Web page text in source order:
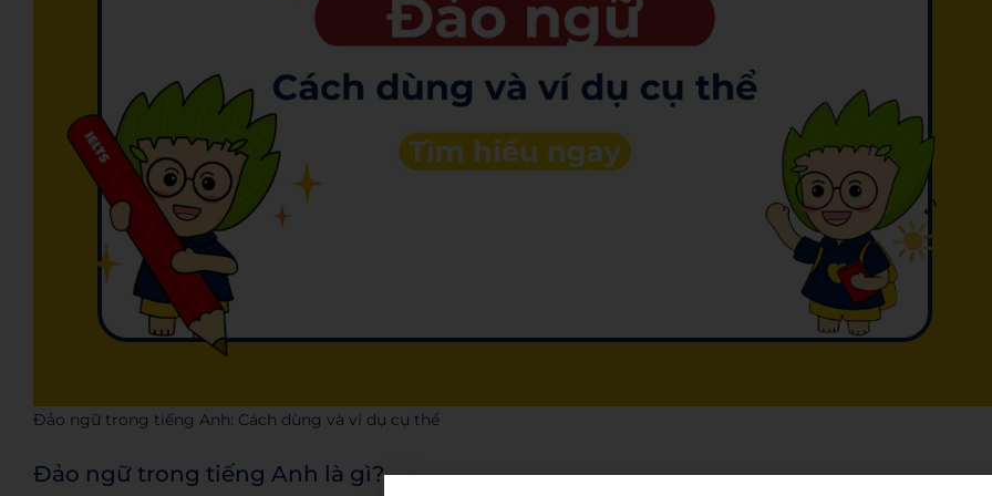
Đảo ngữ trong tiếng Anh: Cách dùng và ví dụ cụ thể
Đảo ngữ trong tiếng Anh là gì?